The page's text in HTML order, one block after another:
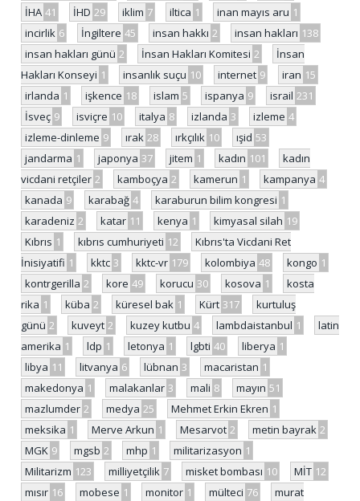
İHA 41 İHD 29 iklim 7 iltica 1 inan mayıs aru 1
incirlik 6 İngiltere 45 insan hakkı 2 insan hakları 138
insan hakları günü 2 İnsan Hakları Komitesi 2
İnsan
Hakları Konseyi 1 insanlık suçu 10 internet 9 iran 15
irlanda 1 işkence 18 islam 5 ispanya 9 israil 231
İsveç 9 isviçre 10 italya 8 izlanda 3 izleme 4
izleme-dinleme 9 ırak 28 ırkçılık 10 ışid 53
jandarma 1 japonya 37 jitem 1 kadın 101
kadın
vicdani retçiler 2 kamboçya 2 kamerun 1 kampanya 4
kanada 9 karabağ 4 karaburun bilim kongresi 1
karadeniz 2 katar 11 kenya 1 kimyasal silah 19
Kıbrıs 1 kıbrıs cumhuriyeti 12
Kıbrıs'ta Vicdani Ret
İnisiyatifi 1 kktc 3 kktc-vr 179 kolombiya 48 kongo 1
kontrgerilla 2 kore 49 korucu 30 kosova 1
kosta
rika 1 küba 2 küresel bak 1 Kürt 317
kurtuluş
günü 2 kuveyt 2 kuzey kutbu 4 lambdaistanbul 1
latin
amerika 1 ldp 1 letonya 1 lgbti 40 liberya 1
libya 11 litvanya 6 lübnan 3 macaristan 1
makedonya 1 malakanlar 3 mali 8 mayın 51
mazlumder 2 medya 25 Mehmet Erkin Ekren 1
meksika 1 Merve Arkun 1 Mesarvot 2 metin bayrak 2
MGK 9 mgsb 2 mhp 1 militarizasyon 1
Militarizm 123 milliyetçilik 7 misket bombası 10 MİT 12
mısır 16 mobese 1 monitor 1 mülteci 76
murat